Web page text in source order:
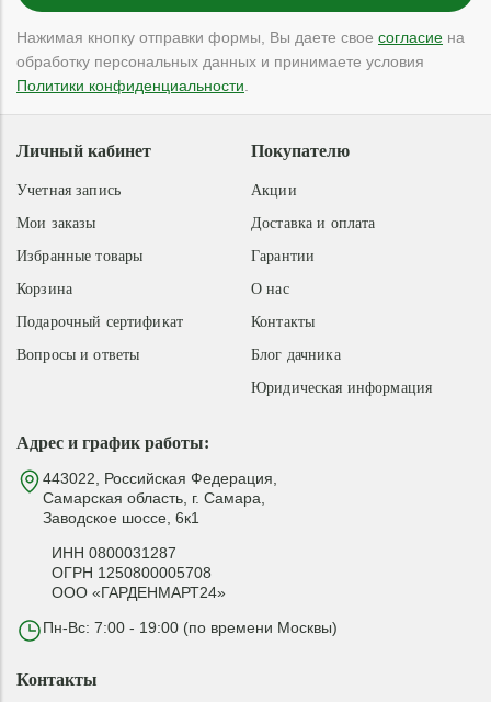
Нажимая кнопку отправки формы, Вы даете свое согласие на
обработку персональных данных и принимаете условия
Политики конфиденциальности
Адрес и график работы:
443022, Российская Федерация,
Самарская область, г. Самара,
Заводское шоссе, 6к1
ИНН 0800031287
ОГРН 1250800005708
ООО «ГАРДЕНМАРТ24»
Пн-Вс: 7:00 - 19:00 (по времени Москвы)
Покупателю
Акции
Доставка и оплата
Гарантии
О нас
Контакты
Блог дачника
Юридическая информация
Личный кабинет
Учетная запись
Мои заказы
Избранные товары
Корзина
Подарочный сертификат
Вопросы и ответы
Контакты